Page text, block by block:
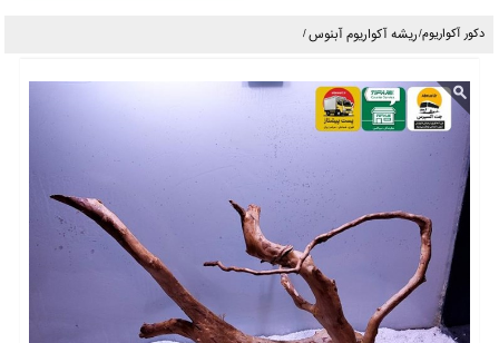
آکواریوم آبنوس/